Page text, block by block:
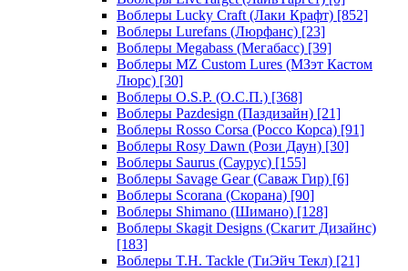
Воблеры Lucky Craft (Лаки Крафт) [852]
Воблеры Lurefans (Люрфанс) [23]
Воблеры Megabass (Мегабасс) [39]
Воблеры MZ Custom Lures (МЗэт Кастом
Люрс) [30]
Воблеры O.S.P. (О.С.П.) [368]
Воблеры Pazdesign (Паздизайн) [21]
Воблеры Rosso Corsa (Россо Корса) [91]
Воблеры Rosy Dawn (Рози Даун) [30]
Воблеры Saurus (Саурус) [155]
Воблеры Savage Gear (Саваж Гир) [6]
Воблеры Scorana (Скорана) [90]
Воблеры Shimano (Шимано) [128]
Воблеры Skagit Designs (Скагит Дизайнс)
[183]
Воблеры T.H. Tackle (ТиЭйч Текл) [21]